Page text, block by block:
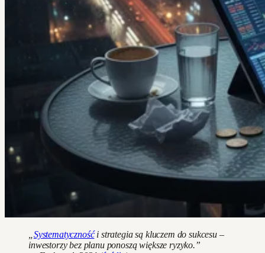
Systematycznośći strategia są kluczem do sukcesu –
inwestorzy bez planu ponoszą większe ryzyko.”